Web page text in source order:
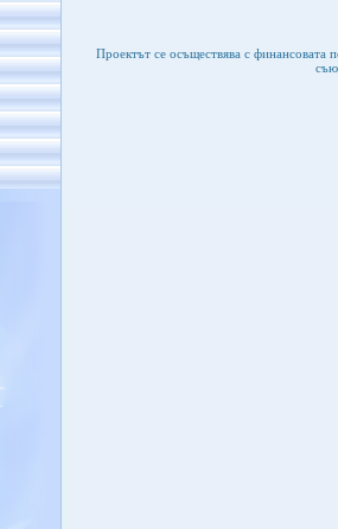
Проектът се осъществява с финансовата